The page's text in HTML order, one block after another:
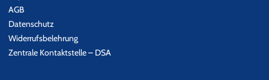
AGB
Datenschutz
Widerrufsbelehrung
Zentrale Kontaktstelle – DSA